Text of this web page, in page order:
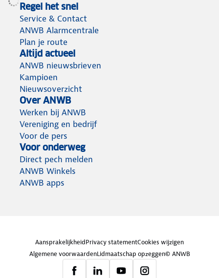
Regel het snel
Service & Contact
ANWB Alarmcentrale
Plan je route
Altijd actueel
ANWB nieuwsbrieven
Kampioen
Nieuwsoverzicht
Over ANWB
Werken bij ANWB
Vereniging en bedrijf
Voor de pers
Voor onderweg
Direct pech melden
ANWB Winkels
ANWB apps
AansprakelijkheidPrivacy statementCookies wijzigen
Algemene voorwaardenLidmaatschap opzeggen© ANWB